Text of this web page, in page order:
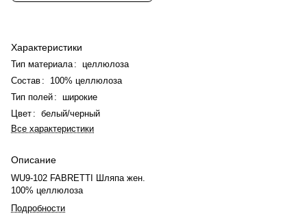
Характеристики
Тип материала : целлюлоза
Состав :
100% целлюлоза
Тип полей : широкие
Цвет : белый/черный
Все характеристики
Описание
WU9-102 FABRETTI Шляпа жен.
100% целлюлоза
Подробности